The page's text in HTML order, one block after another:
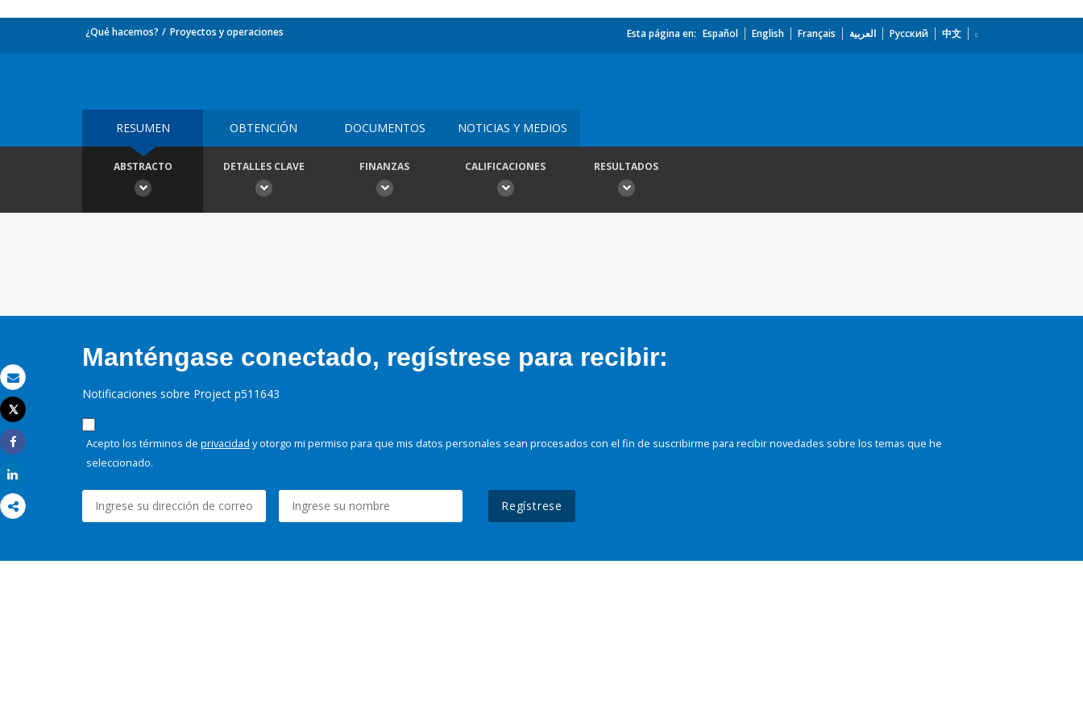
Correo electrónico
Imprimir
Tweet
Share
¿Qué hacemos? Proyectos y operaciones Esta página en: Español English Français العربية Русский 中文
RESUMEN OBTENCIÓN DOCUMENTOS NOTICIAS Y MEDIOS
ABSTRACTO DETALLES CLAVE FINANZAS CALIFICACIONES RESULTADOS
Manténgase conectado, regístrese para recibir:
Notificaciones sobre Project p511643
Acepto los términos de privacidad y otorgo mi permiso para que mis datos personales sean procesados con el fin de suscribirme para recibir novedades sobre los temas que he
seleccionado.
Regístrese